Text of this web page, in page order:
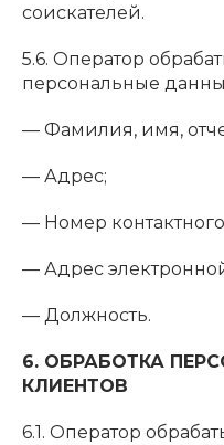
соискателей.
5.6. Оператор
персональные
— Фамилия, имя,
— Адрес;
— Номер
— Адрес
— Должность.
6. ОБРАБОТКА
КЛИЕНТОВ
6.1. Оператор